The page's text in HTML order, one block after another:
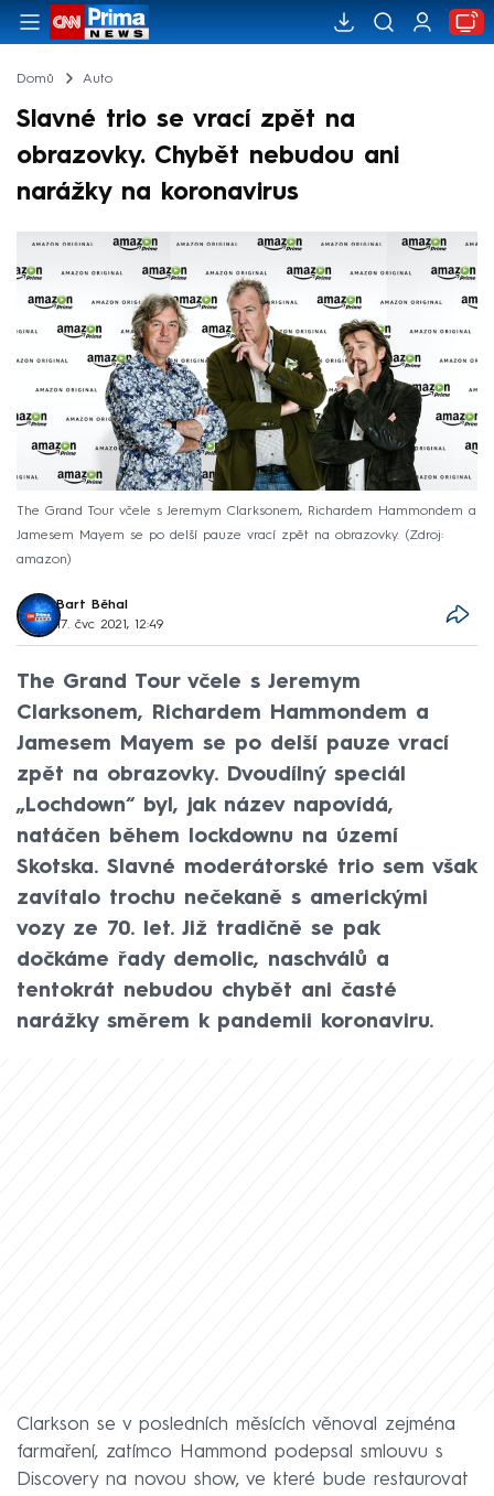
Domů Auto
Slavné trio se vrací zpět na
obrazovky. Chybět nebudou ani
narážky na koronavirus
The Grand Tour včele s Jeremym Clarksonem, Richardem Hammondem a
Jamesem Mayem se po delší pauze vrací zpět na obrazovky.
Zdroj:
amazon
Bart Běhal
17. čvc 2021, 12:49
The Grand Tour včele s Jeremym
Clarksonem, Richardem Hammondem a
Jamesem Mayem se po delší pauze vrací
zpět na obrazovky. Dvoudílný speciál
„Lochdown“ byl, jak název napovídá,
natáčen během lockdownu na území
Skotska. Slavné moderátorské trio sem však
zavítalo trochu nečekaně s americkými
vozy ze 70. let. Již tradičně se pak
dočkáme řady demolic, naschválů a
tentokrát nebudou chybět ani časté
narážky směrem k pandemii koronaviru.
Clarkson se v posledních měsících věnoval zejména
farmaření, zatímco Hammond podepsal smlouvu s
Discovery na novou show, ve které bude restaurovat